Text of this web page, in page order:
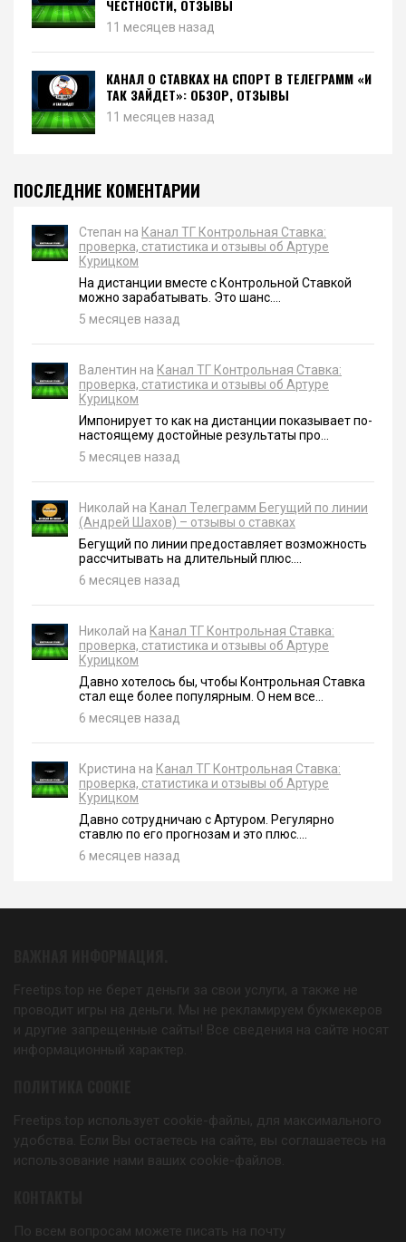
ЧЕСТНОСТИ, ОТЗЫВЫ
11 месяцев назад
КАНАЛ О СТАВКАХ НА СПОРТ В ТЕЛЕГРАММ «И
ТАК ЗАЙДЕТ»: ОБЗОР, ОТЗЫВЫ
11 месяцев назад
ПОСЛЕДНИЕ КОМЕНТАРИИ
Степан на Канал ТГ Контрольная Ставка:
проверка, статистика и отзывы об Артуре
Курицком
На дистанции вместе с Контрольной Ставкой
можно зарабатывать. Это шанс....
5 месяцев назад
Валентин на Канал ТГ Контрольная Ставка:
проверка, статистика и отзывы об Артуре
Курицком
Импонирует то как на дистанции показывает по-
настоящему достойные результаты про...
5 месяцев назад
Николай на Канал Телеграмм Бегущий по линии
(Андрей Шахов) – отзывы о ставках
Бегущий по линии предоставляет возможность
рассчитывать на длительный плюс....
6 месяцев назад
Николай на Канал ТГ Контрольная Ставка:
проверка, статистика и отзывы об Артуре
Курицком
Давно хотелось бы, чтобы Контрольная Ставка
стал еще более популярным. О нем все...
6 месяцев назад
Кристина на Канал ТГ Контрольная Ставка:
проверка, статистика и отзывы об Артуре
Курицком
Давно сотрудничаю с Артуром. Регулярно
ставлю по его прогнозам и это плюс....
6 месяцев назад
Freetips.top не берет деньги за свои услуги, а также не
проводит игры на деньги. Мы не рекламируем букмекеров
и другие запрещенные сайты! Все сведения на сайте носят
информационный характер.
Freetips.top использует cookie-файлы, для максимального
удобства. Если Вы остаетесь на сайте, вы соглашаетесь на
использование нами ваших cookie-файлов.
По всем вопросам можете писать на почту